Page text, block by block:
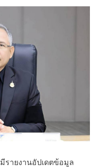
รายงานอัปเดตข้อมูล